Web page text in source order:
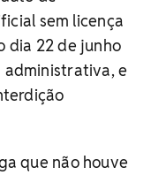
sem licença
dia 22 de junho
administrativa, e
que não houve